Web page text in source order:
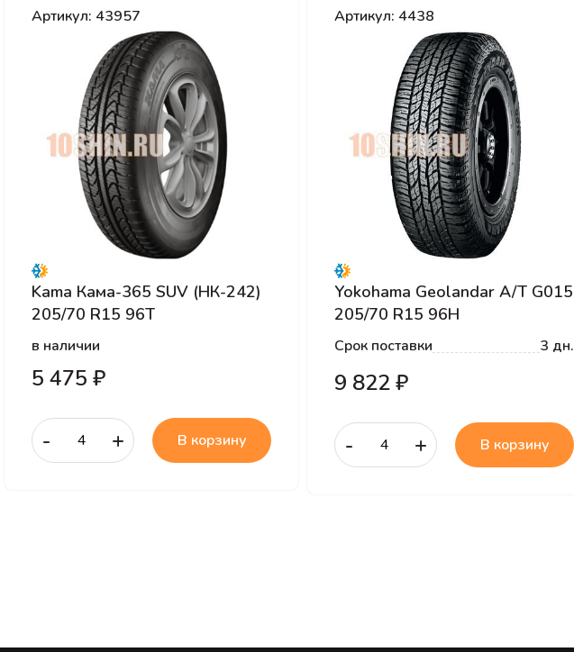
Артикул: 43957
Kama Кама-365 SUV (НК-242)
205/70 R15 96T
в наличии
5 475 ₽
- + В корзину
Артикул: 4438
Yokohama Geolandar A/T G015
205/70 R15 96H
Срок поставки 3 дн.
9 822 ₽
- + В корзину